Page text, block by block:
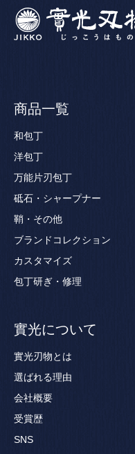
商品一覧
和包丁
洋包丁
万能片刃包丁
砥石・シャープナー
鞘・その他
ブランドコレクション
カスタマイズ
包丁研ぎ・修理
實光について
實光刃物とは
選ばれる理由
会社概要
受賞歴
SNS